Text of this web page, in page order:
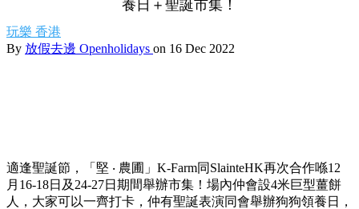
養日＋聖誕市集！
玩樂 香港
By 放假去邊 Openholidays on 16 Dec 2022
適逢聖誕節，「堅 ‧ 農圃」K-Farm同SlainteHK再次合作喺12
月16-18日及24-27日期間舉辦市集！場內仲會設4米巨型薑餅
人，大家可以一齊打卡，仲有聖誕表演同會舉辦狗狗領養日，